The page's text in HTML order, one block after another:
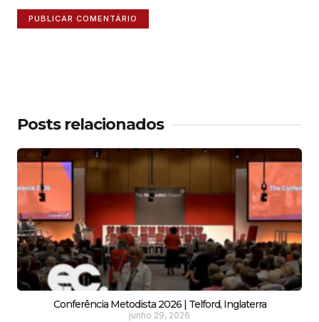
Posts relacionados
Conferência Metodista 2026 | Telford, Inglaterra
junho 29, 2026